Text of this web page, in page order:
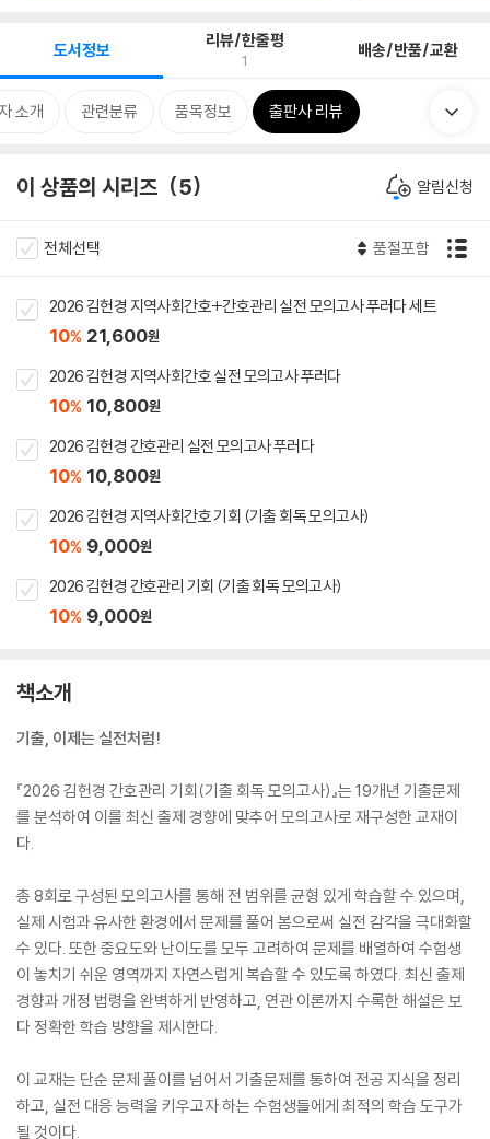
도서정보 리뷰/한줄평
1 배송/반품/교환
소개 관련분류 품목정보 출판사 리뷰
이 상품의 시리즈 5 알림신청
전체선택 품절포함
2026 김헌경 지역사회간호+간호관리 실전 모의고사 푸러다 세트
10% 21,600원
2026 김헌경 지역사회간호 실전 모의고사 푸러다
10% 10,800원
2026 김헌경 간호관리 실전 모의고사 푸러다
10% 10,800원
2026 김헌경 지역사회간호 기회 (기출 회독 모의고사)
10% 9,000원
2026 김헌경 간호관리 기회 (기출 회독 모의고사)
10% 9,000원
책소개
기출, 이제는 실전처럼!
『2026 김헌경 간호관리 기회(기출 회독 모의고사)』는 19개년 기출문제
를 분석하여 이를 최신 출제 경향에 맞추어 모의고사로 재구성한 교재이
다.
총 8회로 구성된 모의고사를 통해 전 범위를 균형 있게 학습할 수 있으며,
실제 시험과 유사한 환경에서 문제를 풀어 봄으로써 실전 감각을 극대화할
수 있다. 또한 중요도와 난이도를 모두 고려하여 문제를 배열하여 수험생
이 놓치기 쉬운 영역까지 자연스럽게 복습할 수 있도록 하였다. 최신 출제
경향과 개정 법령을 완벽하게 반영하고, 연관 이론까지 수록한 해설은 보
다 정확한 학습 방향을 제시한다.
이 교재는 단순 문제 풀이를 넘어서 기출문제를 통하여 전공 지식을 정리
하고, 실전 대응 능력을 키우고자 하는 수험생들에게 최적의 학습 도구가
될 것이다.